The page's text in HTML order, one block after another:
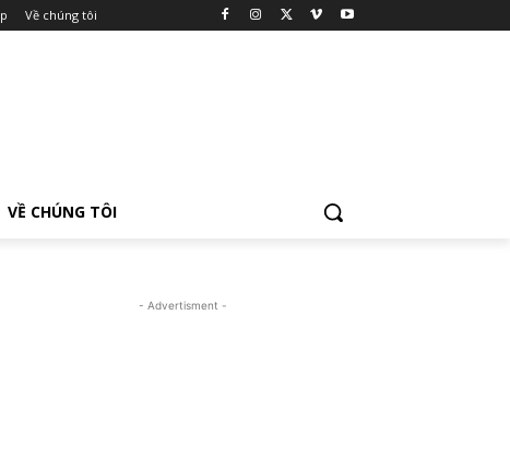
Về chúng tôi
VỀ CHÚNG TÔI
- Advertisment -